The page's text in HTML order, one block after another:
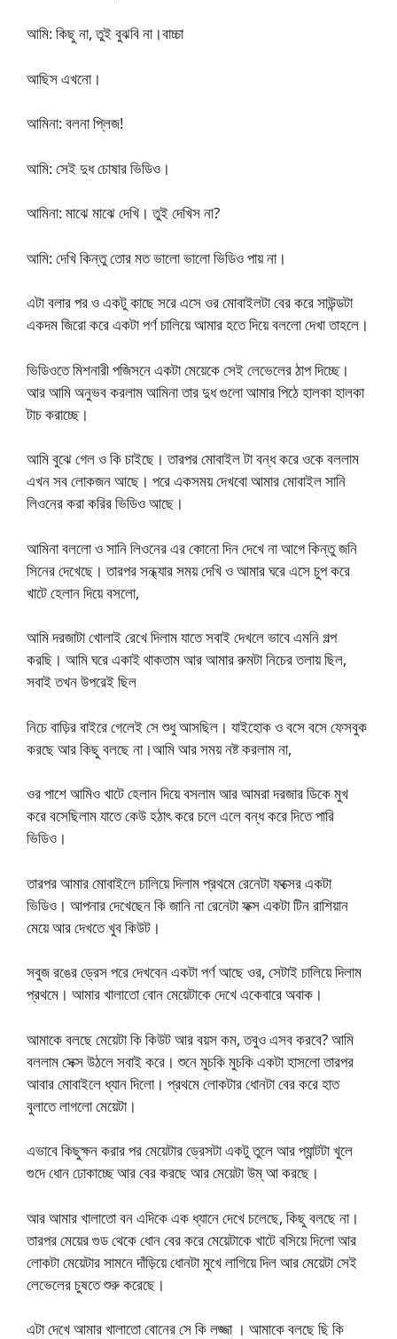
আমি: কিছু না, তুই বুঝবি না।বাচ্চা
আছিস এখনো।
আমিনা: বলনা প্লিজ!
আমি: সেই দুধ চোষার ভিডিও।
আমিনা: মাঝে মাঝে দেখি। তুই দেখিস না?
আমি: দেখি কিন্তু তোর মত ভালো ভালো ভিডিও পায় না।
এটা বলার পর ও একটু কাছে সরে এসে ওর মোবাইলটা বের করে সাউন্ডটা
একদম জিরো করে একটা পর্ণ চালিয়ে আমার হতে দিয়ে বললো দেখা তাহলে।
ভিডিওতে মিশনারী পজিসনে একটা মেয়েকে সেই লেভেলের ঠাপ দিচ্ছে।
আর আমি অনুভব করলাম আমিনা তার দুধ গুলো আমার পিঠে হালকা হালকা
টাচ করাচ্ছে।
আমি বুঝে গেল ও কি চাইছে। তারপর মোবাইল টা বন্ধ করে ওকে বললাম
এখন সব লোকজন আছে। পরে একসময় দেখবো আমার মোবাইল সানি
লিওনের করা করির ভিডিও আছে।
আমিনা বললো ও সানি লিওনের এর কোনো দিন দেখে না আগে কিন্তু জনি
সিনের দেখেছে। তারপর সন্ধ্যার সময় দেখি ও আমার ঘরে এসে চুপ করে
খাটে হেলান দিয়ে বসলো,
আমি দরজাটা খোলাই রেখে দিলাম যাতে সবাই দেখলে ভাবে এমনি গল্প
করছি। আমি ঘরে একাই থাকতাম আর আমার রুমটা নিচের তলায় ছিল,
সবাই তখন উপরেই ছিল
নিচে বাড়ির বাইরে গেলেই সে শুধু আসছিল। যাইহোক ও বসে বসে ফেসবুক
করছে আর কিছু বলছে না।আমি আর সময় নষ্ট করলাম না,
ওর পাশে আমিও খাটে হেলান দিয়ে বসলাম আর আমরা দরজার ডিকে মুখ
করে বসেছিলাম যাতে কেউ হঠাৎ করে চলে এলে বন্ধ করে দিতে পারি
ভিডিও।
তারপর আমার মোবাইলে চালিয়ে দিলাম প্রথমে রেনেটা ফক্সের একটা
ভিডিও। আপনার দেখেছেন কি জানি না রেনেটা ফক্স একটা টিন রাশিয়ান
মেয়ে আর দেখতে খুব কিউট।
সবুজ রঙের ড্রেস পরে দেখবেন একটা পর্ণ আছে ওর, সেটাই চালিয়ে দিলাম
প্রথমে। আমার খালাতো বোন মেয়েটাকে দেখে একেবারে অবাক।
আমাকে বলছে মেয়েটা কি কিউট আর বয়স কম, তবুও এসব করবে? আমি
বললাম সেক্স উঠলে সবাই করে। শুনে মুচকি মুচকি একটা হাসলো তারপর
আবার মোবাইলে ধ্যান দিলো। প্রথমে লোকটার ধোনটা বের করে হাত
বুলাতে লাগলো মেয়েটা।
এভাবে কিছুক্ষন করার পর মেয়েটার ড্রেসটা একটু তুলে আর প্যান্টটা খুলে
গুদে ধোন ঢোকাচ্ছে আর বের করছে আর মেয়েটা উম্ আ করছে।
আর আমার খালাতো বন এদিকে এক ধ্যানে দেখে চলেছে, কিছু বলছে না।
তারপর মেয়ের গুড থেকে ধোন বের করে মেয়েটাকে খাটে বসিয়ে দিলো আর
লোকটা মেয়েটার সামনে দাঁড়িয়ে ধোনটা মুখে লাগিয়ে দিল আর মেয়েটা সেই
লেভেলের চুষতে শুরু করেছে।
এটা দেখে আমার খালাতো বোনের সে কি লজ্জা । আমাকে বলছে ছি কি